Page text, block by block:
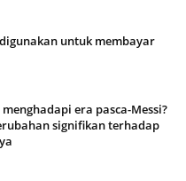
untuk membayar
era pasca-Messi?
signifikan terhadap